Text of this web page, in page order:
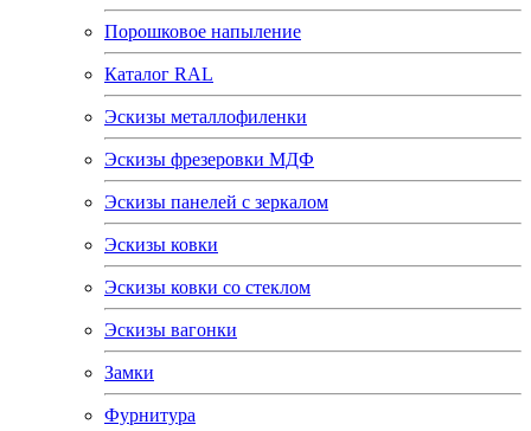
Порошковое напыление
Каталог RAL
Эскизы металлофиленки
Эскизы фрезеровки МДФ
Эскизы панелей с зеркалом
Эскизы ковки
Эскизы ковки со стеклом
Эскизы вагонки
Замки
Фурнитура